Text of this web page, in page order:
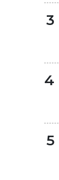
3
4
5